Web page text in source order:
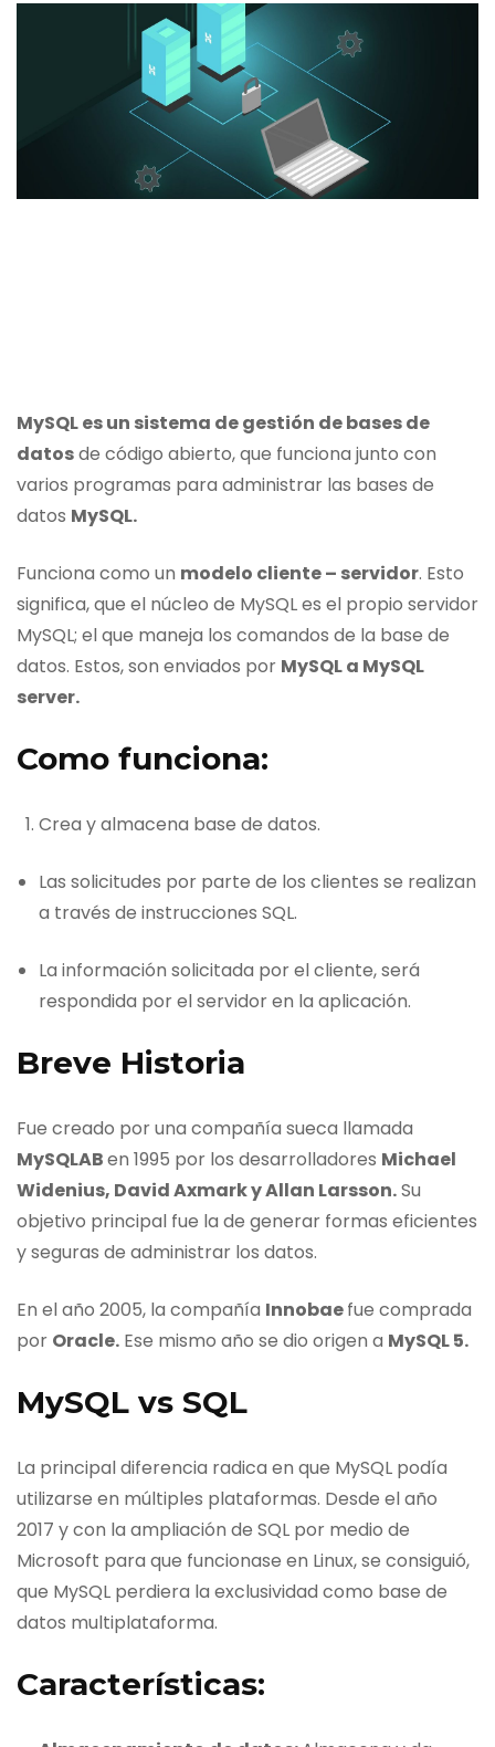
MySQL es un sistema de gestión de bases de
datosde código abierto, que funciona junto con
varios programas para administrar las bases de
datos MySQL.
Funciona como un modelo cliente – servidor. Esto
significa, que el núcleo de MySQL es el propio servidor
MySQL; el que maneja los comandos de la base de
datos. Estos, son enviados por MySQL a MySQL
server.
Como funciona:
Crea y almacena base de datos.
Las solicitudes por parte de los clientes se realizan
a través de instrucciones SQL.
La información solicitada por el cliente, será
respondida por el servidor en la aplicación.
Breve Historia
Fue creado por una compañía sueca llamada
MySQLABen 1995 por los desarrolladores Michael
Widenius, David Axmark y Allan Larsson.Su
objetivo principal fue la de generar formas eficientes
y seguras de administrar los datos.
En el año 2005, la compañía Innobaefue comprada
por Oracle. Ese mismo año se dio origen a MySQL 5.
MySQL vs SQL
La principal diferencia radica en que MySQL podía
utilizarse en múltiples plataformas. Desde el año
2017 y con la ampliación de SQL por medio de
Microsoft para que funcionase en Linux, se consiguió,
que MySQL perdiera la exclusividad como base de
datos multiplataforma.
Características: